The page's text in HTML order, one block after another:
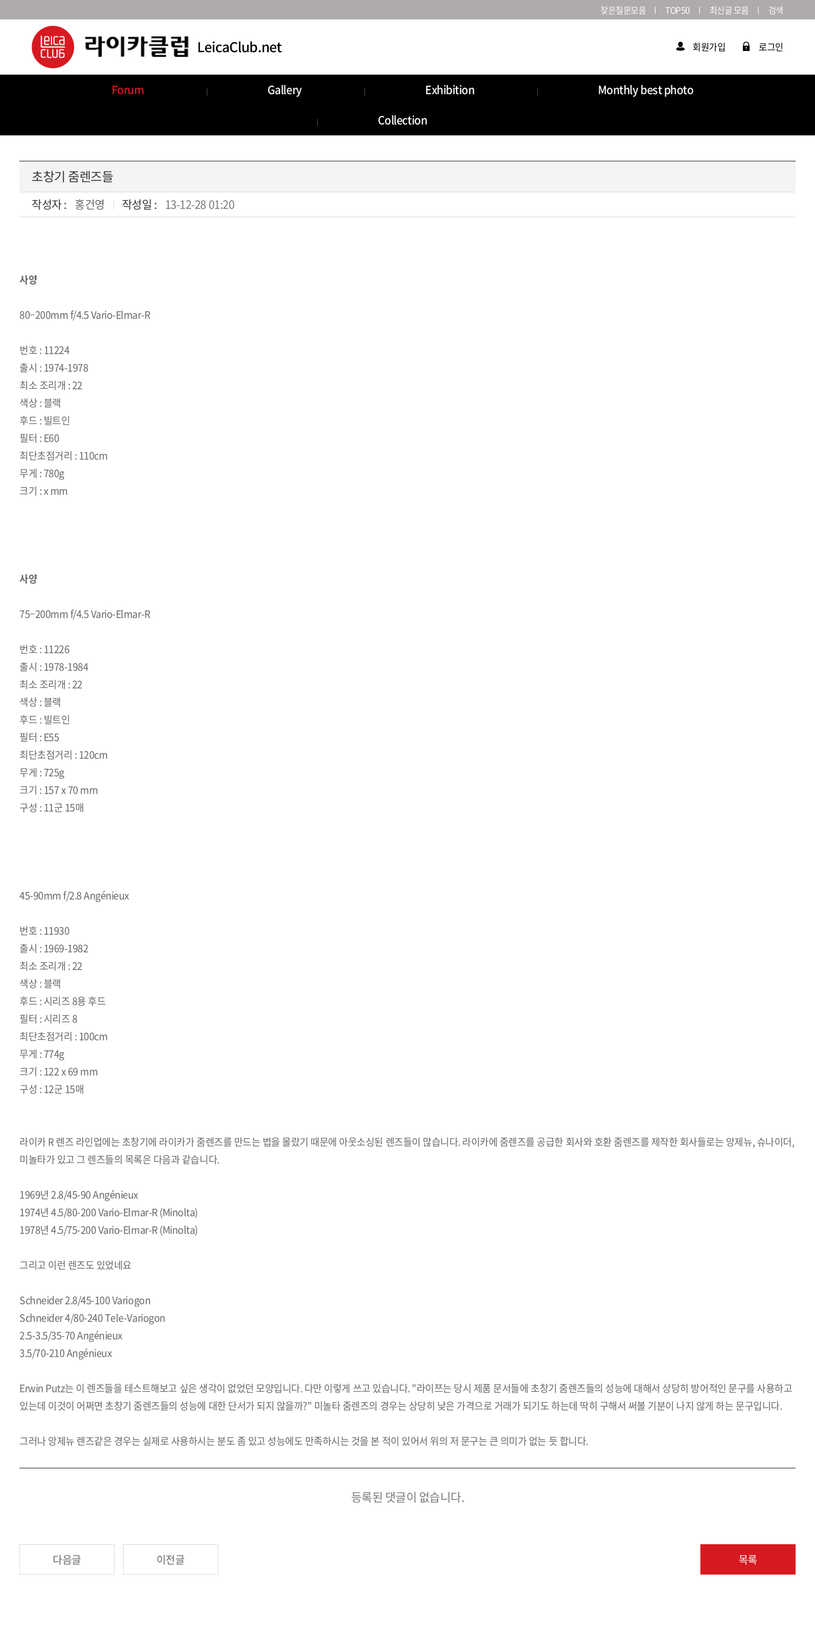
잦은질문모음 TOP50 최신글 모음 검색
회원가입 로그인
Forum Gallery Exhibition
Monthly best photo
Collection
Information
초창기 줌렌즈들
작성자 : 홍건영 작성일 : 13-12-28 01:20
사양
80–200mm f/4.5 Vario-Elmar-R
번호 : 11224
출시 : 1974-1978
최소 조리개 : 22
색상 : 블랙
후드 : 빌트인
필터 : E60
최단초점거리 : 110cm
무게 : 780g
크기 : x mm
사양
75–200mm f/4.5 Vario-Elmar-R
번호 : 11226
출시 : 1978-1984
최소 조리개 : 22
색상 : 블랙
후드 : 빌트인
필터 : E55
최단초점거리 : 120cm
무게 : 725g
크기 : 157 x 70 mm
구성 : 11군 15매
45-90mm f/2.8 Angénieux
번호 : 11930
출시 : 1969-1982
최소 조리개 : 22
색상 : 블랙
후드 : 시리즈 8용 후드
필터 : 시리즈 8
최단초점거리 : 100cm
무게 : 774g
크기 : 122 x 69 mm
구성 : 12군 15매
라이카 R 렌즈 라인업에는 초창기에 라이카가 줌렌즈를 만드는 법을 몰랐기 때문에 아웃소싱된 렌즈들이 많습니다. 라이카에 줌렌즈를 공급한 회사와 호환 줌렌즈를 제작한 회사들로는 앙제뉴, 슈나이더,
미놀타가 있고 그 렌즈들의 목록은 다음과 같습니다.
1969년 2.8/45-90 Angénieux
1974년 4.5/80-200 Vario-Elmar-R (Minolta)
1978년 4.5/75-200 Vario-Elmar-R (Minolta)
그리고 이런 렌즈도 있었네요
Schneider 2.8/45-100 Variogon
Schneider 4/80-240 Tele-Variogon
2.5-3.5/35-70 Angénieux
3.5/70-210 Angénieux
Erwin Putz는 이 렌즈들을 테스트해보고 싶은 생각이 없었던 모양입니다. 다만 이렇게 쓰고 있습니다. "라이쯔는 당시 제품 문서들에 초창기 줌렌즈들의 성능에 대해서 상당히 방어적인 문구를 사용하고
있는데 이것이 어쩌면 초창기 줌렌즈들의 성능에 대한 단서가 되지 않을까?" 미놀타 줌렌즈의 경우는 상당히 낮은 가격으로 거래가 되기도 하는데 딱히 구해서 써볼 기분이 나지 않게 하는 문구입니다.
그러나 앙제뉴 렌즈같은 경우는 실제로 사용하시는 분도 좀 있고 성능에도 만족하시는 것을 본 적이 있어서 위의 저 문구는 큰 의미가 없는 듯 합니다.
등록된 댓글이 없습니다.
다음글 이전글 목록